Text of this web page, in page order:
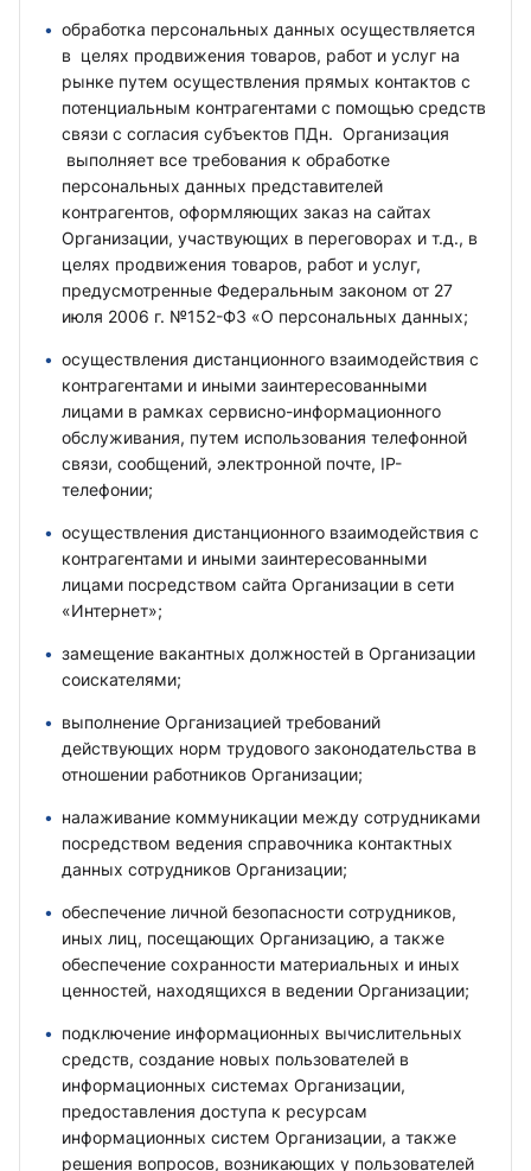
обработка персональных данных осуществляется
в целях продвижения товаров, работ и услуг на
рынке путем осуществления прямых контактов с
потенциальным контрагентами с помощью средств
связи с согласия субъектов ПДн. Организация
выполняет все требования к обработке
персональных данных представителей
контрагентов, оформляющих заказ на сайтах
Организации, участвующих в переговорах и т.д., в
целях продвижения товаров, работ и услуг,
предусмотренные Федеральным законом от 27
июля 2006 г. №152-ФЗ «О персональных данных;
осуществления дистанционного взаимодействия с
контрагентами и иными заинтересованными
лицами в рамках сервисно-информационного
обслуживания, путем использования телефонной
связи, сообщений, электронной почте, IP-
телефонии;
осуществления дистанционного взаимодействия с
контрагентами и иными заинтересованными
лицами посредством сайта Организации в сети
«Интернет»;
замещение вакантных должностей в Организации
соискателями;
выполнение Организацией требований
действующих норм трудового законодательства в
отношении работников Организации;
налаживание коммуникации между сотрудниками
посредством ведения справочника контактных
данных сотрудников Организации;
обеспечение личной безопасности сотрудников,
иных лиц, посещающих Организацию, а также
обеспечение сохранности материальных и иных
ценностей, находящихся в ведении Организации;
подключение информационных вычислительных
средств, создание новых пользователей в
информационных системах Организации,
предоставления доступа к ресурсам
информационных систем Организации, а также
решения вопросов, возникающих у пользователей